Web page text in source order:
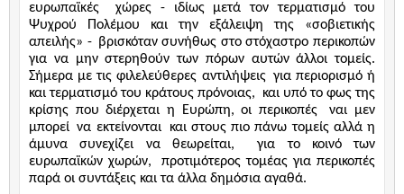
ευρωπαϊκές
χώρες - ιδίως μετά τον τερματισμό του
Ψυχρού Πολέμου και την εξάλειψη της «σοβιετικής
απειλής» - βρισκόταν συνήθως στο στόχαστρο περικοπών
για να μην στερηθούν των πόρων αυτών άλλοι τομείς.
Σήμερα με τις φιλελεύθερες αντιλήψεις για περιορισμό ή
και τερματισμό του κράτους πρόνοιας,
και υπό το φως της
κρίσης που διέρχεται η Ευρώπη, οι περικοπές
ναι μεν
μπορεί να εκτείνονται
και στους πιο πάνω τομείς αλλά η
άμυνα συνεχίζει να θεωρείται,
για το κοινό των
ευρωπαϊκών χωρών,
προτιμότερος τομέας για περικοπές
παρά οι συντάξεις και τα άλλα δημόσια αγαθά.